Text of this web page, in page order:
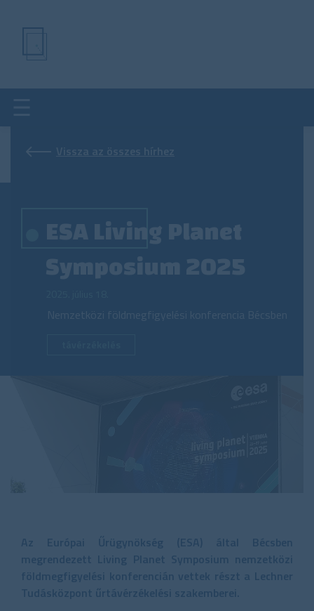
Vissza az összes hírhez
ESA Living Planet
Symposium 2025
Nemzetközi földmegfigyelési konferencia Bécsben
Az Európai Űrügynökség (ESA) által Bécsben
megrendezett Living Planet Symposium nemzetközi
földmegfigyelési konferencián vettek részt a Lechner
Tudásközpont űrtávérzékelési szakemberei.